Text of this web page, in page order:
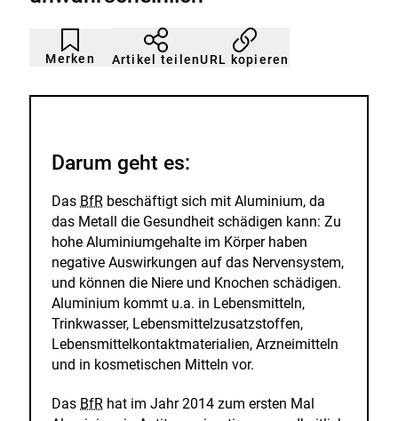
Merken
Artikel
nicht
gemerkt
Durch
Klicken
der
hinzufügen.
Artikel teilenURL kopieren
Darum geht es:
Das BfR beschäftigt sich mit Aluminium, da
das Metall die Gesundheit schädigen kann: Zu
hohe Aluminiumgehalte im Körper haben
negative Auswirkungen auf das Nervensystem,
und können die Niere und Knochen schädigen.
Aluminium kommt u.a. in Lebensmitteln,
Trinkwasser, Lebensmittelzusatzstoffen,
Lebensmittel­kontaktmaterialien, Arzneimitteln
und in kosmetischen Mitteln vor.
Das BfR hat im Jahr 2014 zum ersten Mal